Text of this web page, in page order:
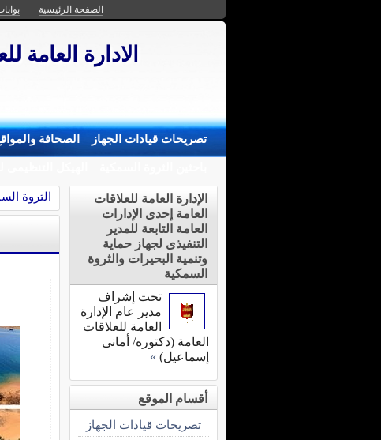
الصفحة الرئيسية
الادارة العامة
تصريحات قيادات الجهاز الصحافة
الثروة
الإدارة العامة للعلاقات
العامة إحدى الإدارات
العامة التابعة للمدير
التنفيذى لجهاز حماية
وتنمية البحيرات والثروة
السمكية
تحت إشراف
مدير عام الإدارة
العامة للعلاقات
العامة (دكتوره/ أمانى
إسماعيل) »
أقسام الموقع
تصريحات قيادات الجهاز